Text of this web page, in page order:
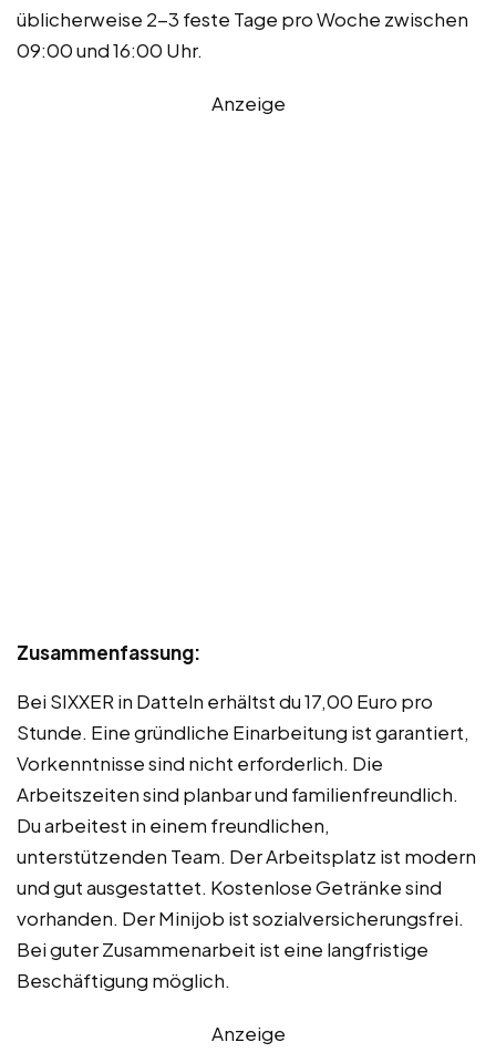
üblicherweise 2-3 feste Tage pro Woche zwischen
09:00 und 16:00 Uhr.
Anzeige
Zusammenfassung:
Bei SIXXER in Datteln erhältst du 17,00 Euro pro
Stunde. Eine gründliche Einarbeitung ist garantiert,
Vorkenntnisse sind nicht erforderlich. Die
Arbeitszeiten sind planbar und familienfreundlich.
Du arbeitest in einem freundlichen,
unterstützenden Team. Der Arbeitsplatz ist modern
und gut ausgestattet. Kostenlose Getränke sind
vorhanden. Der Minijob ist sozialversicherungsfrei.
Bei guter Zusammenarbeit ist eine langfristige
Beschäftigung möglich.
Anzeige